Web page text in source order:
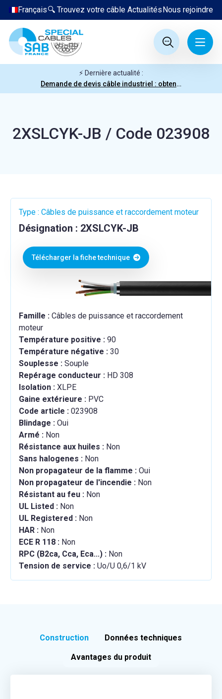
Nous rejoindre
Actualités
🔍 Trouvez votre câble
Français
⚡ Dernière actualité :
Demande de devis câble industriel : obtenez votre prix en quelques clics
2XSLCYK-JB / Code 023908
Type : Câbles de puissance et raccordement moteur
Désignation : 2XSLCYK-JB
Télécharger la fiche technique
Famille : Câbles de puissance et raccordement
moteur
Température positive : 90
Température négative : 30
Souplesse : Souple
Repérage conducteur : HD 308
Isolation : XLPE
Gaine extérieure : PVC
Code article : 023908
Blindage : Oui
Armé : Non
Résistance aux huiles : Non
Sans halogenes : Non
Non propagateur de la flamme : Oui
Non propagateur de l'incendie : Non
Résistant au feu : Non
UL Listed : Non
UL Registered : Non
HAR : Non
ECE R 118 : Non
RPC (B2ca, Cca, Eca...) : Non
Tension de service : Uo/U 0,6/1 kV
Construction Données techniques
Avantages du produit